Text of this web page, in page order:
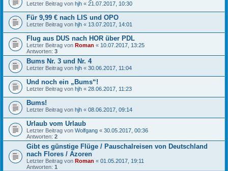
Letzter Beitrag von hjh « 21.07.2017, 10:30
Für 9,99 € nach LIS und OPO
Letzter Beitrag von hjh « 13.07.2017, 14:01
Flug aus DUS nach HOR über PDL
Letzter Beitrag von Roman « 10.07.2017, 13:25
Antworten: 3
Bums Nr. 3 und Nr. 4
Letzter Beitrag von hjh « 30.06.2017, 11:04
Und noch ein „Bums“!
Letzter Beitrag von hjh « 28.06.2017, 11:23
Bums!
Letzter Beitrag von hjh « 08.06.2017, 09:14
Urlaub vom Urlaub
Letzter Beitrag von Wolfgang « 30.05.2017, 00:36
Antworten: 2
Gibt es günstige Flüge / Pauschalreisen von Deutschland
nach Flores / Azoren
Letzter Beitrag von Roman « 01.05.2017, 19:11
Antworten: 1